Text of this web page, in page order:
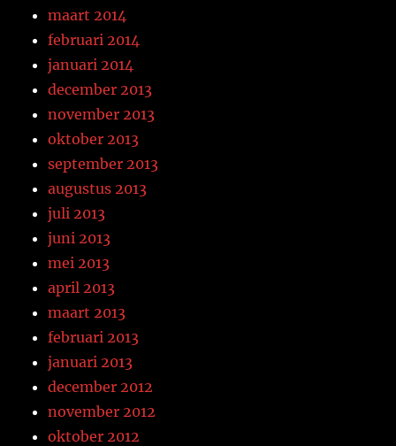
maart 2014
februari 2014
januari 2014
december 2013
november 2013
oktober 2013
september 2013
augustus 2013
juli 2013
juni 2013
mei 2013
april 2013
maart 2013
februari 2013
januari 2013
december 2012
november 2012
oktober 2012